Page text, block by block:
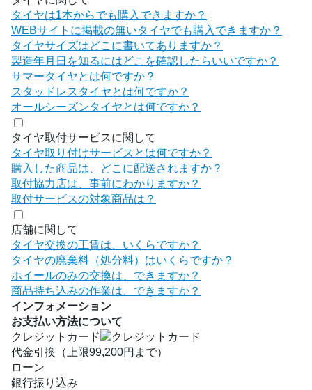
タイヤは1本からでも購入できますか？
WEBサイトに掲載の無いタイヤでも購入できますか？
タイヤサイズはどこに書いてありますか？
製造年月日を知るにはどこを確認したらいいですか？
サマータイヤとは何ですか？
スタッドレスタイヤとは何ですか？
オールシーズンタイヤとは何ですか？
タイヤ取付サービスに関して
タイヤ取り付けサービスとは何ですか？
購入した商品は、どこに配送されますか？
取付協力店は、事前にわかりますか？
取付サービスの対象商品は？
店舗に関して
タイヤ交換の工賃は、いくらですか？
タイヤの廃棄料（処分料）はいくらですか？
ホイールのみの交換は、できますか？
商品持ち込みの作業は、できますか？
インフォメーション
お支払い方法について
クレジットカード
代金引換（上限99,200円まで）
ローン
銀行振り込み